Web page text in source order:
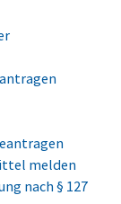
melden
nach § 127